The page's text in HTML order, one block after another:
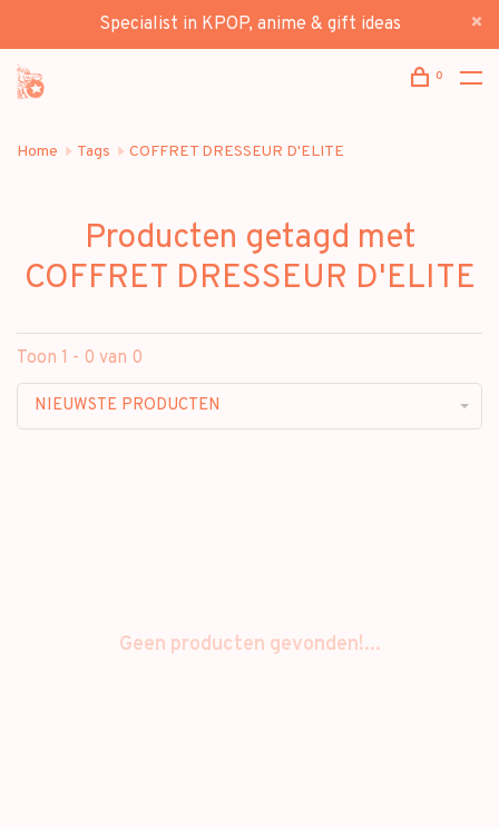
Specialist in KPOP, anime & gift ideas
0
Home Tags COFFRET DRESSEUR D'ELITE
Producten getagd met
COFFRET DRESSEUR D'ELITE
Toon 1 - 0 van 0
NIEUWSTE PRODUCTEN
Geen producten gevonden!...